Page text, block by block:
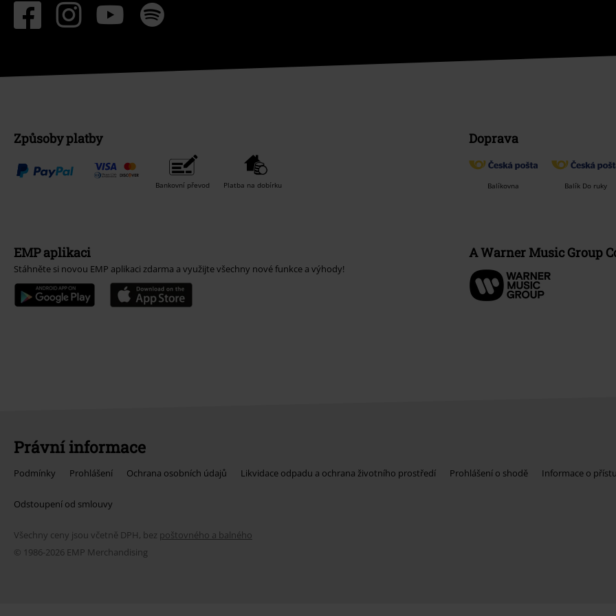
Způsoby platby
Bankovní převod Platba na dobírku
Doprava
Balíkovna Balík Do ruky
EMP aplikaci
Stáhněte si novou EMP aplikaci zdarma a využijte všechny nové funkce a výhody!
A Warner Music Group
Právní informace
Podmínky Prohlášení Ochrana osobních údajů Likvidace odpadu a ochrana životního prostředí Prohlášení o shodě Informace o
Odstoupení od smlouvy
Všechny ceny jsou včetně DPH, bez poštovného a balného
© 1986-2026 EMP Merchandising